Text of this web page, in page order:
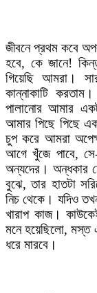
জীবনে প্রথম কবে
হবে, কে জানে!
গিয়েছি আমরা।
কান্নাকাটি
পালানোর আমার
আমার পিছে পিছে
চুপ করে আমরা
আগে খুঁজে পাবে,
অন্যদের। অন্ধকার
বুঝে, তার হাতটা
নিচ থেকে। যদিও
খারাপ কাজ।
মনে হয়েছিলো, মস্ত
ধরে মারবে।